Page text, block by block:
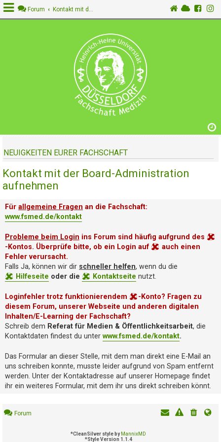
R
g
i
t
r
i
r
e
n
R
O
B
L
E
E
B
E
I
M
O
G
Forum Kontakt mit der Board-Administration aufnehmen
NEUIGKEITEN EURER FACHSCHAFT
Kontakt mit der Board-Administration
aufnehmen
Für allgemeine Fragen an die Fachschaft:
www.fsmed.de/kontakt
Probleme beim Login ins Forum sind häufig aufgrund des
-Kontos. Überprüfe bitte, ob ein Login auf
auch einen
Fehler verursacht.
Falls Ja, können wir dir schneller helfen, wenn du die
Hilfeseite oder die Kontaktseite nutzt.
Loginfehler trotz funktionierendem
-Konto? Fragen zu
diesem Forum, unserer Webseite und anderen digitalen
Inhalten/E-Learning der Fachschaft?
Schreib dem Referat für Medien & Öffentlichkeitsarbeit, die
Kontaktdaten findest du unter www.fsmed.de/kontakt.
Das Formular an dieser Stelle, mit dem man direkt eine E-Mail an
uns schreiben konnte, musste leider aufgrund von Spam entfernt
werden. Unter der Kontaktadresse auf unserer Homepage findet
ihr ein weiteres Formular, mit dem ihr uns direkt schreiben könnt.
Forum
*CleanSilver style by MannixMD
*Style Version 1.1.4